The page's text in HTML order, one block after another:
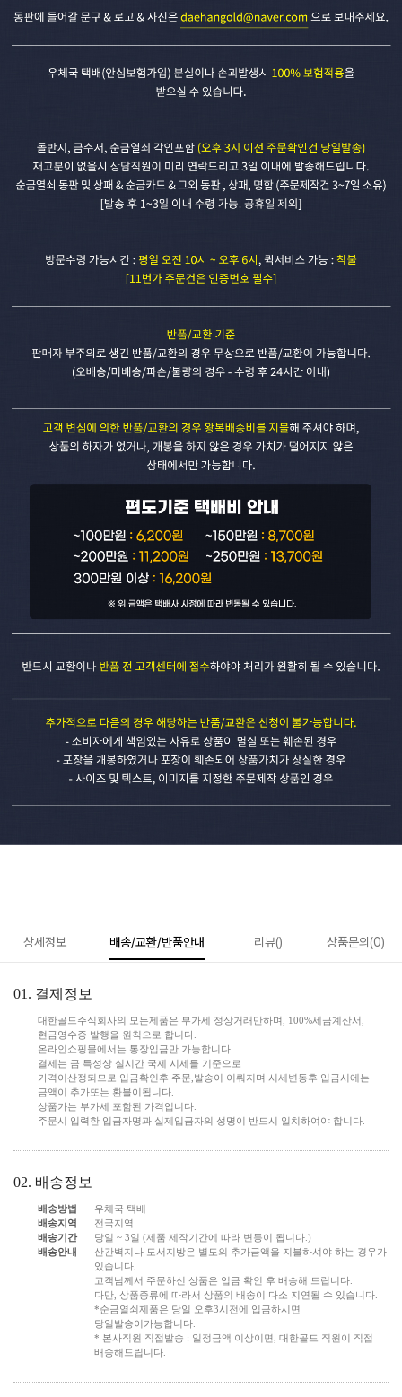
상세정보 배송/교환/반품안내 리뷰() 상품문의(0)
01. 결제정보
대한골드주식회사의 모든제품은 부가세 정상거래만하며, 100%세금계산서,
현금영수증 발행을 원칙으로 합니다.
온라인쇼핑몰에서는 통장입금만 가능합니다.
결제는 금 특성상 실시간 국제 시세를 기준으로
가격이산정되므로 입금확인후 주문,발송이 이뤄지며 시세변동후 입금시에는
금액이 추가또는 환불이됩니다.
상품가는 부가세 포함된 가격입니다.
주문시 입력한 입금자명과 실제입금자의 성명이 반드시 일치하여야 합니다.
02. 배송정보
배송방법
우체국 택배
배송지역
전국지역
배송기간
당일 ~ 3일 (제품 제작기간에 따라 변동이 됩니다.)
배송안내
산간벽지나 도서지방은 별도의 추가금액을 지불하셔야 하는 경우가
있습니다.
고객님께서 주문하신 상품은 입금 확인 후 배송해 드립니다.
다만, 상품종류에 따라서 상품의 배송이 다소 지연될 수 있습니다.
*순금열쇠제품은 당일 오후3시전에 입금하시면
당일발송이가능합니다.
* 본사직원 직접발송 : 일정금액 이상이면, 대한골드 직원이 직접
배송해드립니다.